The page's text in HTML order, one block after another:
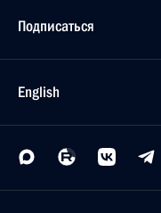
Подписаться
English